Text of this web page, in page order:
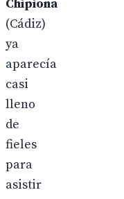
Chipiona
(Cádiz)
ya
aparecía
casi
lleno
de
fieles
para
asistir